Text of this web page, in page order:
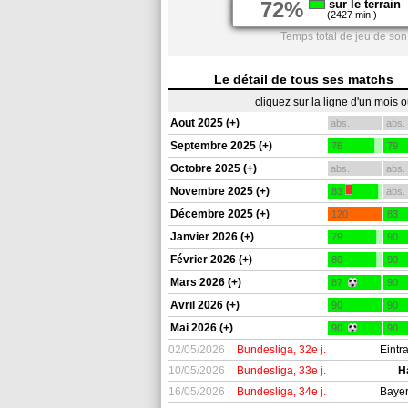
72% sur le terrain
(2427 min.)
Temps total de jeu de
Le détail de tous ses matchs
cliquez sur la ligne d'un mois
Aout 2025 (+)
abs. abs.
Septembre 2025 (+) 76 79
Octobre 2025 (+) abs. abs.
Novembre 2025 (+) 83 abs.
Décembre 2025 (+) 120 83
Janvier 2026 (+) 79 90
Février 2026 (+) 80 90
Mars 2026 (+) 87 90
Avril 2026 (+) 90 90
Mai 2026 (+) 90 90
02/05/2026 Bundesliga, 32e j.
10/05/2026
Bundesliga, 33e j.
16/05/2026
Bundesliga, 34e j.